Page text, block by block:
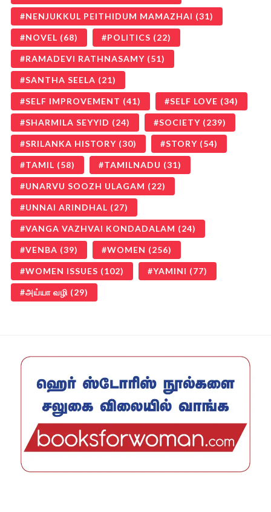
NENJUKKUL PEITHIDUM MAMAZHAI (31)
NOVEL (68) POLITICS (22)
RAMADEVI RATHNASAMY (51)
SANTHA SEELA (21)
SELF IMPROVEMENT (41) SELF LOVE (34)
SHARMILA SEYYID (24) SOCIETY (239)
SRILANKA HISTORY (30) STORY (54)
TAMIL (58) TAMILNADU (31)
UNARVU SOOZH ULAGAM (22)
UNNAI ARINDHAL (27)
VANGA VAZHVAI KONDADALAM (24)
VENBA (39) WOMEN (256)
WOMEN ISSUES (102) YAMINI (77)
அய்யா வழி (29)